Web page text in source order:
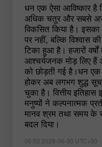
धन एक ऐसा आविष्कार है
अधिक चतुर और सबसे
विकसित किया है। इसका
पर नहीं, बल्कि विश्वास
टिका हुआ है। हजारों
आश्चर्यजनक मोड़ लिए हैं
को छोड़ती गई है।धन एक
होकर अब लगभग शुद्ध
चुका है। वित्तीय
मनुष्यों ने कल्पनात्मक
मानव श्रम तथा समय के
बदल दिया।
06:53 2026-06-30 UTC+00